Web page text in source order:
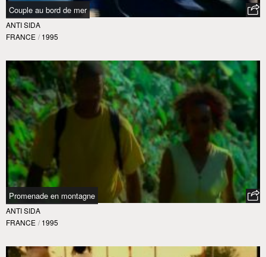
Couple au bord de mer
ANTI SIDA
FRANCE / 1995
Promenade en montagne
ANTI SIDA
FRANCE / 1995